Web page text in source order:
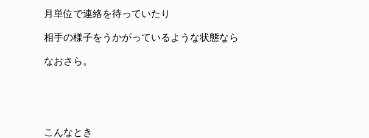
月単位で連絡を待っていたり
相手の様子をうかがっているような状態なら
なおさら。
こんなとき